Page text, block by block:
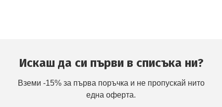
Искаш да си първи в списъка ни?
Вземи -15% за първа поръчка и не пропускай нито
една оферта.